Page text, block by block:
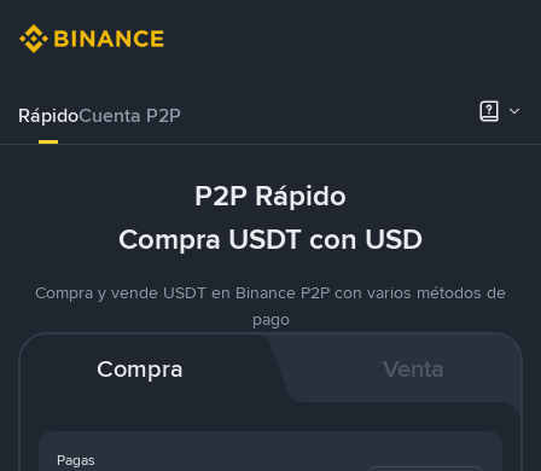
RápidoCuenta P2P
P2P Rápido
Compra USDT con USD
Compra y vende USDT en Binance P2P con varios métodos de
pago
Compra Venta
Pagas